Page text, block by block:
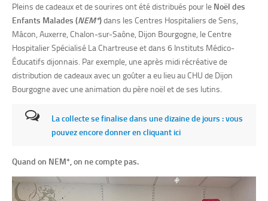
Pleins decadeaux et de sourires ont été distribués pour le Noël des
Enfants Malades (NEM*)dans les Centres Hospitaliers de Sens,
Mâcon, Auxerre, Chalon-sur-Saône, Dijon Bourgogne, le Centre
Hospitalier Spécialisé La Chartreuse et dans 6 Instituts Médico-
Éducatifs dijonnais. Par exemple, une après midi récréative de
distribution de cadeaux avec un goûter a eu lieu au CHU de Dijon
Bourgogne avec une animation du père noël et de ses lutins.
La collecte se finalise dans une dizaine de jours : vous
pouvez encore donner en cliquant ici
Quand on NEM*, on ne compte pas.